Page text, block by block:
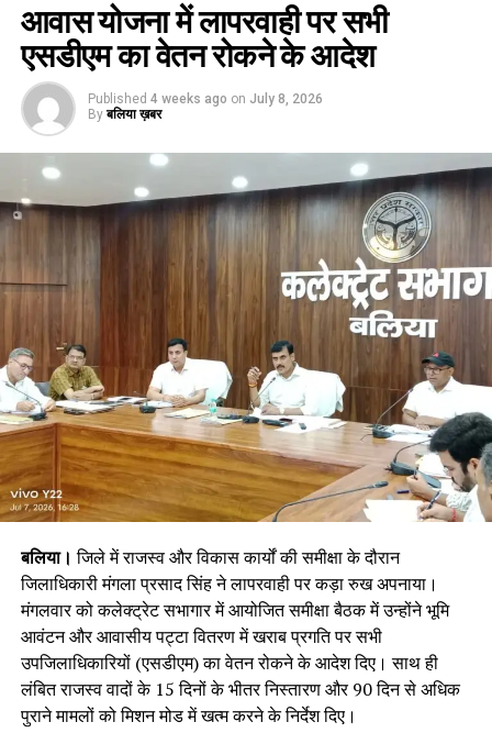
आवास योजना में लापरवाही पर सभी
एसडीएम का वेतन रोकने के आदेश
Published 4 weeks ago on July 8, 2026
By बलिया ख़बर
बलिया। जिले में राजस्व और विकास कार्यों की समीक्षा के दौरान
जिलाधिकारी मंगला प्रसाद सिंह ने लापरवाही पर कड़ा रुख अपनाया।
मंगलवार को कलेक्ट्रेट सभागार में आयोजित समीक्षा बैठक में उन्होंने भूमि
आवंटन और आवासीय पट्टा वितरण में खराब प्रगति पर सभी
उपजिलाधिकारियों (एसडीएम) का वेतन रोकने के आदेश दिए। साथ ही
लंबित राजस्व वादों के 15 दिनों के भीतर निस्तारण और 90 दिन से अधिक
पुराने मामलों को मिशन मोड में खत्म करने के निर्देश दिए।